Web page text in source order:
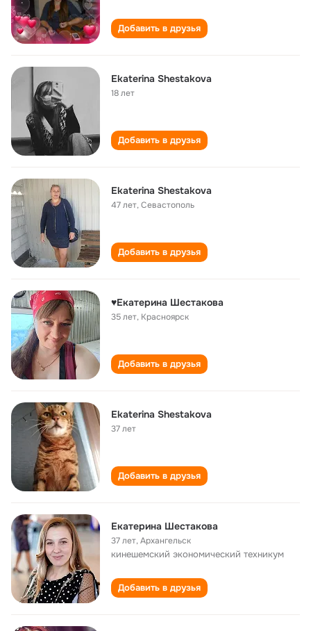
Добавить в друзья
Ekaterina Shestakova
18 лет
Добавить в друзья
Ekaterina Shestakova
47 лет,Севастополь
Добавить в друзья
♥️Екатерина Шестакова
35 лет, Красноярск
Добавить в друзья
Ekaterina Shestakova
37 лет
Добавить в друзья
Екатерина Шестакова
37 лет,Архангельск
кинешемский экономический техникум
Добавить в друзья